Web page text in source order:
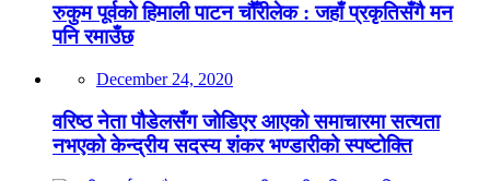
रुकुम पूर्वको हिमाली पाटन चौँरीलेक : जहाँ प्रकृतिसँगै मन
पनि रमाउँछ
December 24, 2020
वरिष्ठ नेता पौडेलसँग जोडिएर आएको समाचारमा सत्यता
नभएको केन्द्रीय सदस्य शंकर भण्डारीको स्पष्टोक्ति